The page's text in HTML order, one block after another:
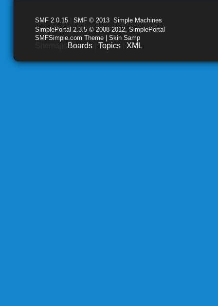
SMF 2.0.15 SMF © 2013 Simple Machines
SimplePortal 2.3.5 © 2008-2012, SimplePortal
SMFSimple.com Theme | Skin Samp
Boards Topics XML